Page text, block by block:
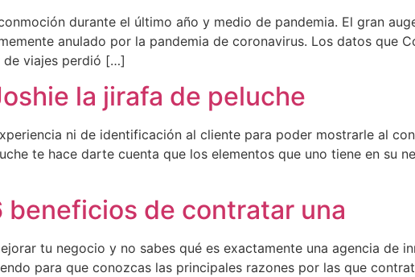
durante el último año y medio de pandemia. El gran
anulado por la pandemia de coronavirus. Los datos que
de viajes perdió […]
la jirafa de peluche
ni de identificación al cliente para poder mostrarle al
te hace darte cuenta que los elementos que uno tiene en su
beneficios de contratar una
tu negocio y no sabes qué es exactamente una agencia de
para que conozcas las principales razones por las que